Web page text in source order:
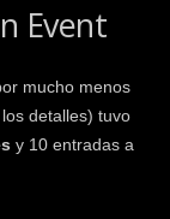
Event
mucho menos
detalles) tuvo
y 10 entradas a